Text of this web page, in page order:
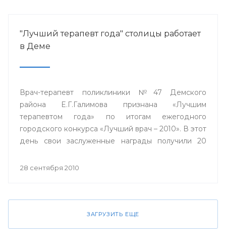
"Лучший терапевт года" столицы работает
в Деме
Врач-терапевт поликлиники №47 Демского
района Е.Г.Галимова признана «Лучшим
терапевтом года» по итогам ежегодного
городского конкурса «Лучший врач – 2010». В этот
день свои заслуженные награды получили 20
конкурса, проходящего в столице вот уже в
28 сентября 2010
ЗАГРУЗИТЬ ЕЩЕ